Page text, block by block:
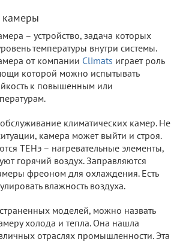
камеры
– устройство, задача которых
температуры внутри системы.
от компании Climats играет роль
которой можно испытывать
к повышенным или
климатических камер. Не
камера может выйти и строя.
ТЕНэ – нагревательные элементы,
горячий воздух. Заправляются
фреоном для охлаждения. Есть
влажность воздуха.
моделей, можно назвать
холода и тепла. Она нашла
отраслях промышленности. Эта